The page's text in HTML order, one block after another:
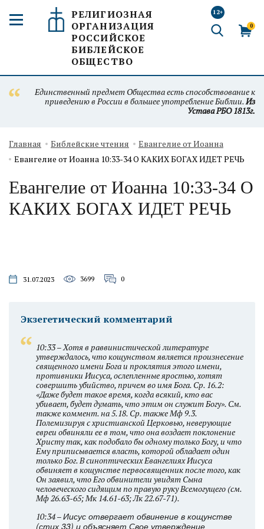
РЕЛИГИОЗНАЯ
ОРГАНИЗАЦИЯ
РОССИЙСКОЕ
БИБЛЕЙСКОЕ
ОБЩЕСТВО
12+
0
Единственный предмет Общества есть способствование к
приведению в России в большее употребление Библии.Из
Устава РБО 1813г.
Главная Библейские чтения
Евангелие от Иоанна
Евангелие от Иоанна 10:33-34 О КАКИХ БОГАХ ИДЕТ РЕЧЬ
Евангелие от Иоанна 10:33-34 О
КАКИХ БОГАХ ИДЕТ РЕЧЬ
31.07.2023 3699 0
Экзегетический комментарий
10:33 – Хотя в раввинистической литературе
утверждалось, что кощунством является произнесение
священного имени Бога и проклятия этого имени,
противники Иисуса, ослепленные яростью, хотят
совершить убийство, причем во имя Бога. Ср. 16.2:
«Даже будет такое время, когда всякий, кто вас
убивает, будет думать, что этим он служит Богу». См.
также коммент. на 5.18. Ср. также Мф 9.3.
Полемизируя с христианской Церковью, неверующие
евреи обвиняли ее в том, что она воздает поклонение
Христу так, как подобало бы одному только Богу, и что
Ему приписывается власть, которой обладает один
только Бог. В синоптических Евангелиях Иисуса
обвиняет в кощунстве первосвященник после того, как
Он заявил, что Его обвинители увидят Сына
человеческого сидящим по правую руку Всемогущего (см.
Мф 26.63-65; Мк 14.61-63; Лк 22.67-71).
10:34 –Иисус отвергает обвинение в кощунстве
(стих 33) и объясняет Свое утверждение